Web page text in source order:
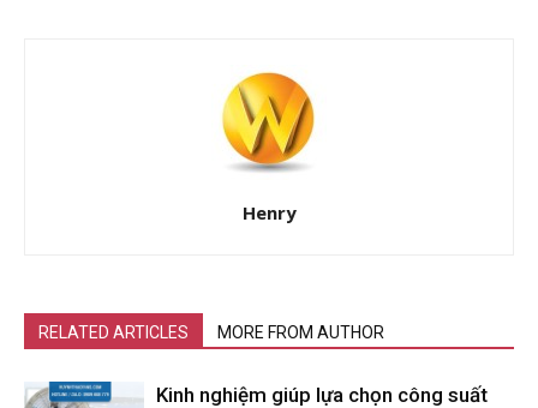
Henry
RELATED ARTICLES MORE FROM AUTHOR
Kinh nghiệm giúp lựa chọn công suất